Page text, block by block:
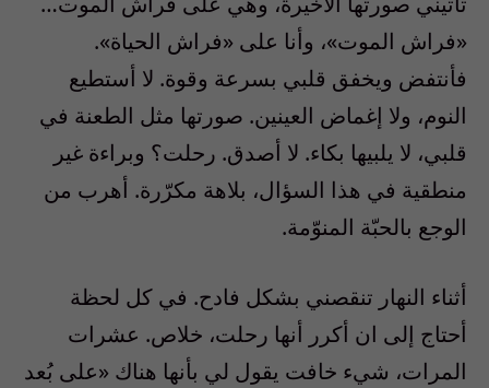
«فراش الموت»، وأنا على «فراش الحياة».
فأنتفض ويخفق قلبي بسرعة وقوة. لا أستطيع
النوم، ولا إغماض العينين. صورتها مثل الطعنة في
قلبي، لا يلبيها بكاء. لا أصدق. رحلت؟ وبراءة غير
منطقية في هذا السؤال، بلاهة مكرّرة. أهرب من
الوجع بالحبّة المنوّمة.
أثناء النهار تنقصني بشكل فادح. في كل لحظة
أحتاج إلى ان أكرر أنها رحلت، خلاص. عشرات
المرات، شيء خافت يقول لي بأنها هناك «على بُعد